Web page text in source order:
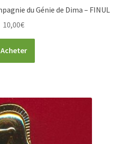
du Génie de Dima – FINUL
10,00€
Acheter